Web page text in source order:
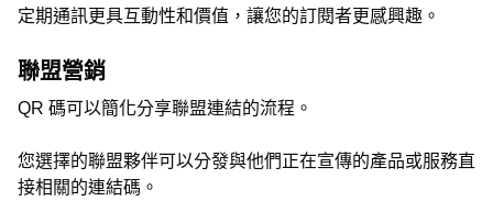
定期通訊更具互動性和價值，讓您的訂閱者更感興趣。
聯盟營銷
QR 碼可以簡化分享聯盟連結的流程。
您選擇的聯盟夥伴可以分發與他們正在宣傳的產品或服務直
接相關的連結碼。